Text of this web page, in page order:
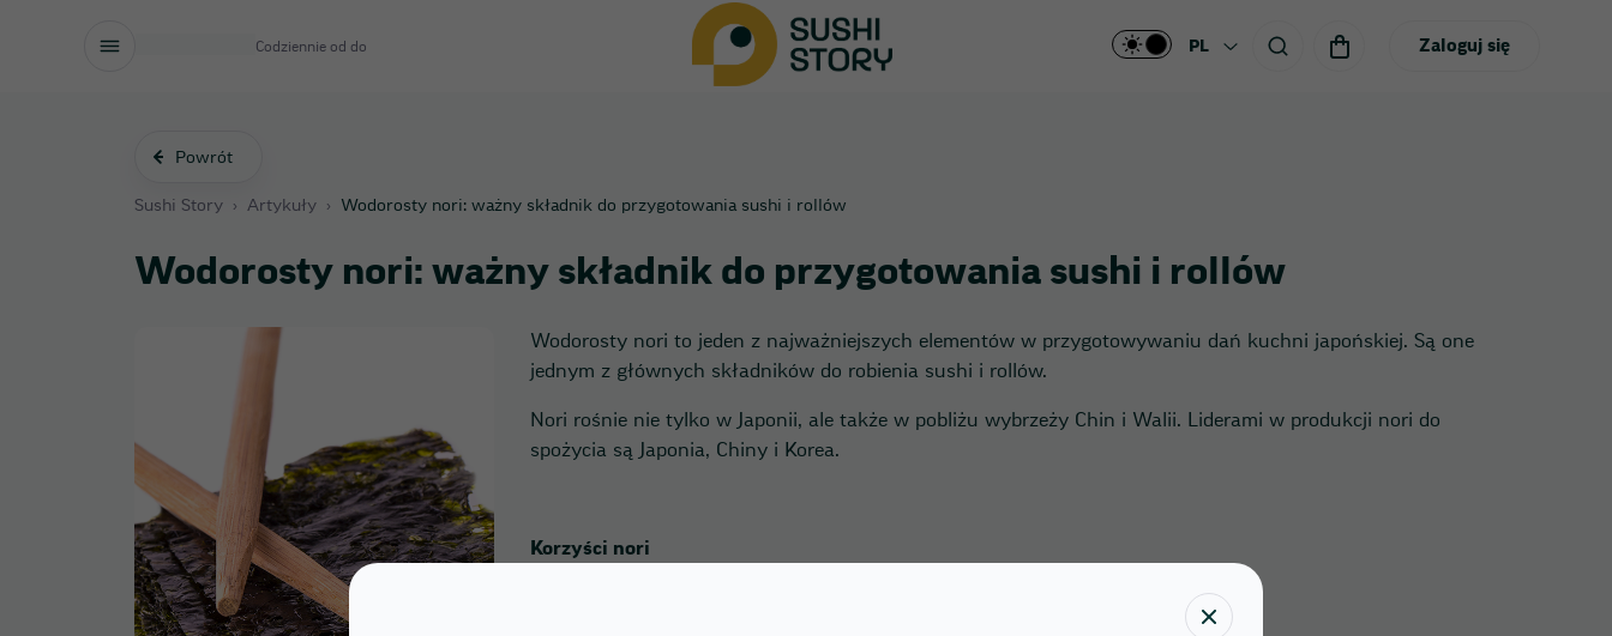
Codziennie od do PL Zaloguj się
Powrót
Sushi Story › Artykuły › Wodorosty nori: ważny składnik do przygotowania sushi i rollów
Wodorosty nori: ważny składnik do przygotowania sushi i rollów
Wodorosty nori to jeden z najważniejszych elementów w przygotowywaniu dań kuchni japońskiej. Są one
jednym z głównych składników do robienia sushi i rollów.
Nori rośnie nie tylko w Japonii, ale także w pobliżu wybrzeży Chin i Walii. Liderami w produkcji nori do
spożycia są Japonia, Chiny i Korea.
Korzyści nori